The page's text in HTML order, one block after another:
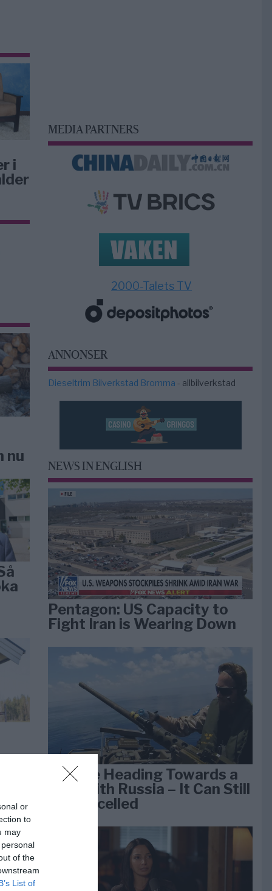
or
to
may
of the
List of
i
nu
MEDIA PARTNERS
2000-Talets TV
ANNONSER
Dieseltrim Bilverkstad Bromma - allbilverkstad
NEWS IN ENGLISH
Pentagon: US Capacity to
Fight Iran is Wearing Down
We Are Heading Towards a
War With Russia – It Can Still
Be Cancelled